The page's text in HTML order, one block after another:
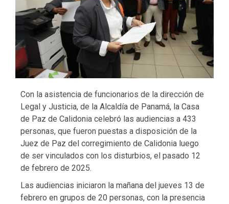
Con la asistencia de funcionarios de la dirección de
Legal y Justicia, de la Alcaldía de Panamá, la Casa
de Paz de Calidonia celebró las audiencias a 433
personas, que fueron puestas a disposición de la
Juez de Paz del corregimiento de Calidonia luego
de ser vinculados con los disturbios, el pasado 12
de febrero de 2025.
Las audiencias iniciaron la mañana del jueves 13 de
febrero en grupos de 20 personas, con la presencia